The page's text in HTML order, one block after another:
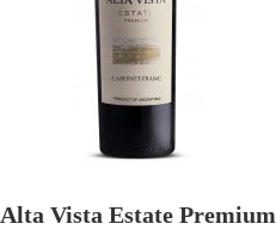
Alta Vista Estate Premium